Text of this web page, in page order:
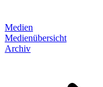
Medien
Medienübersicht
Archiv